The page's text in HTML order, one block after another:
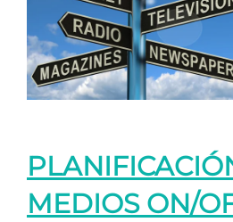
MEDIOS ON/